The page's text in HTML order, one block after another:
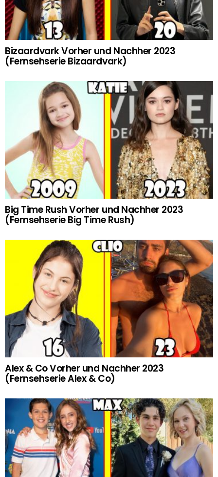
Bizaardvark Vorher und Nachher 2023
(Fernsehserie Bizaardvark)
Big Time Rush Vorher und Nachher 2023
(Fernsehserie Big Time Rush)
Alex & Co Vorher und Nachher 2023
(Fernsehserie Alex & Co)